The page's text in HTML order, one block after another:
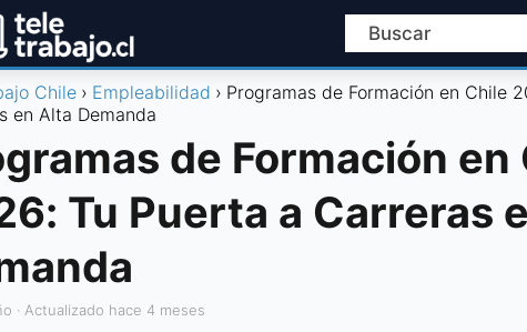
Chile Empleabilidad
Programas de Formación en Chile
en Alta Demanda
de Formación en
Tu Puerta a Carreras
· Actualizado hace 4 meses